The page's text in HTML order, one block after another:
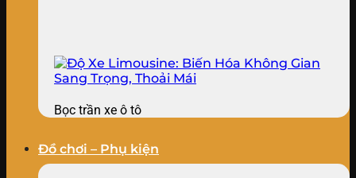
Bọc trần xe ô tô
Đồ chơi – Phụ kiện